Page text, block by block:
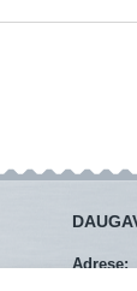
Adrese: